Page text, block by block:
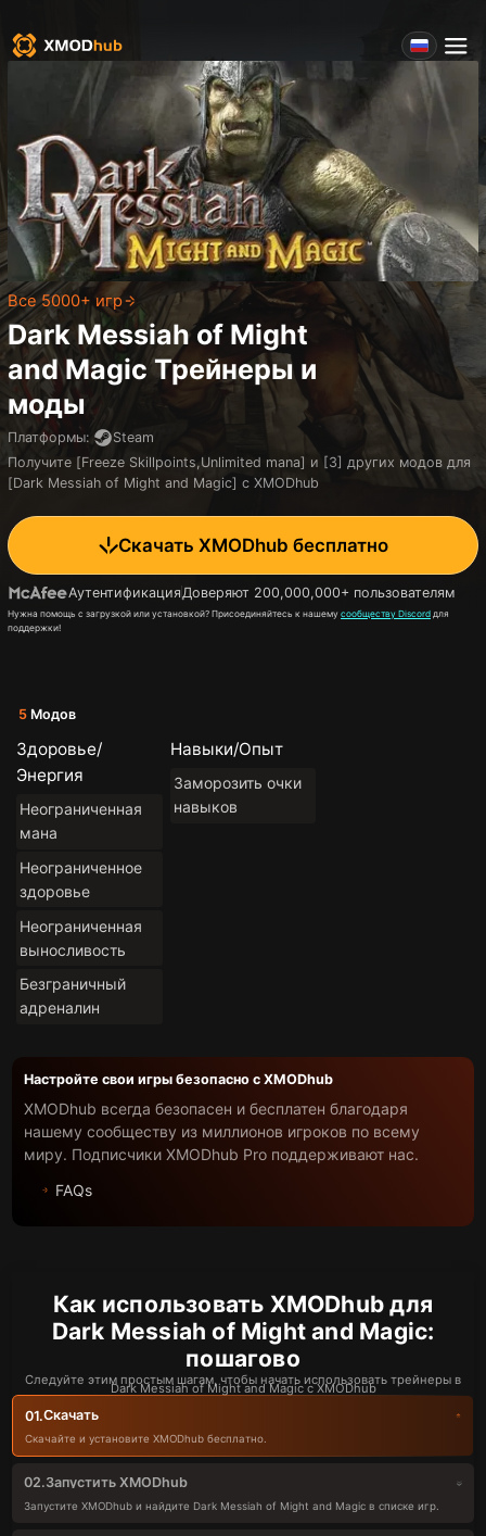
Все 5000+ игр
Dark Messiah of Might
and Magic Трейнеры и
моды
Платформы:
Steam
Получите [Freeze Skillpoints,Unlimited mana] и [3] других модов для
[Dark Messiah of Might and Magic] с XMODhub
Скачать XMODhub бесплатно
Аутентификация Доверяют 200,000,000+ пользователям
Нужна помощь с загрузкой или установкой? Присоединяйтесь к нашему сообществу Discord для
поддержки!
5 Модов
Здоровье/
Энергия
Неограниченная
мана
Неограниченное
здоровье
Неограниченная
выносливость
Безграничный
адреналин
Навыки/Опыт
Заморозить очки
навыков
Настройте свои игры безопасно с XMODhub
XMODhub всегда безопасен и бесплатен благодаря
нашему сообществу из миллионов игроков по всему
миру. Подписчики XMODhub Pro поддерживают нас.
FAQs
Как использовать XMODhub для
Dark Messiah of Might and Magic:
пошагово
Следуйте этим простым шагам, чтобы начать использовать трейнеры в
Dark Messiah of Might and Magic с XMODhub
01.Скачать
Скачайте и установите XMODhub бесплатно.
02.Запустить XMODhub
Запустите XMODhub и найдите Dark Messiah of Might and Magic в списке игр.